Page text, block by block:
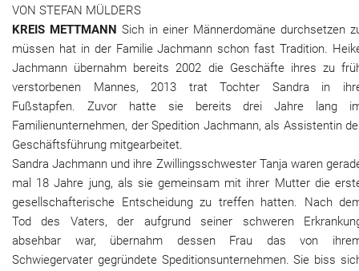
VON STEFAN MÜLDERS
KREIS METTMANN Sich in einer Männerdomäne durchsetzen
müssen hat in der Familie Jachmann schon fast Tradition.
Jachmann übernahm bereits 2002 die Geschäfte ihres zu
verstorbenen Mannes, 2013 trat Tochter Sandra in
Fußstapfen. Zuvor hatte sie bereits drei Jahre lang
Familienunternehmen, der Spedition Jachmann, als Assistentin
Geschäftsführung mitgearbeitet.
Sandra Jachmann und ihre Zwillingsschwester Tanja waren
mal 18 Jahre jung, als sie gemeinsam mit ihrer Mutter die
gesellschafterische Entscheidung zu treffen hatten. Nach
Tod des Vaters, der aufgrund seiner schweren
absehbar war, übernahm dessen Frau das von
Schwiegervater gegründete Speditionsunternehmen. Sie biss